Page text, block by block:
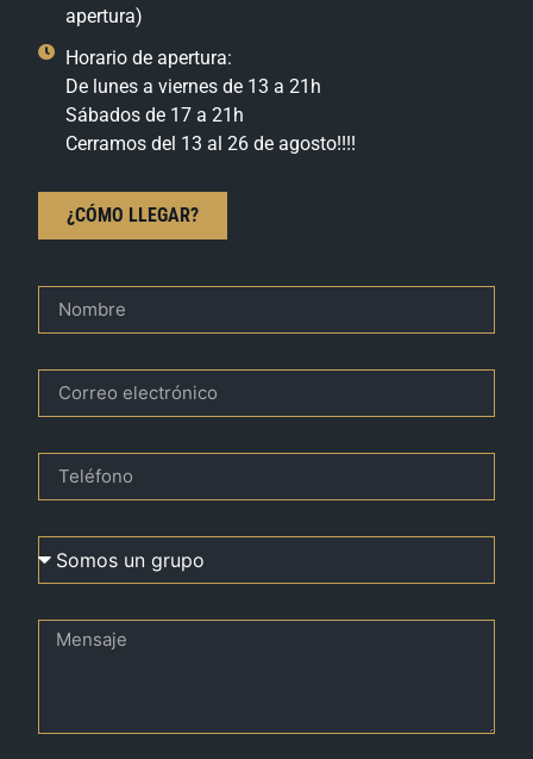
apertura)
Horario de apertura:
De lunes a viernes de 13 a 21h
Sábados de 17 a 21h
Cerramos del 13 al 26 de agosto!!!!
¿CÓMO LLEGAR?